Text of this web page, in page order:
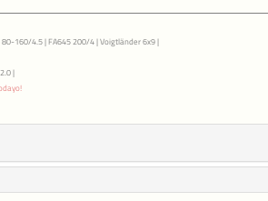
160/4.5 | FA645 200/4 | Voigtländer 6x9 |
|